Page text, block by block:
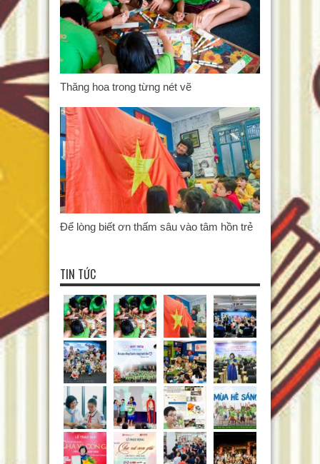
Thăng hoa trong từng nét vẽ
Để lòng biết ơn thấm sâu vào tâm hồn trẻ
TIN TỨC